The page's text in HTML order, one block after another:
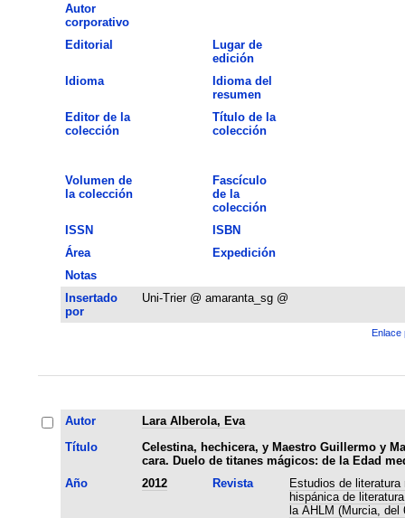
Autor
corporativo
Editorial
Lugar de
edición
Idioma
Idioma del
resumen
Editor de la
colección
Título de la
colección
Volumen de
la colección
Fascículo
de la
colección
ISSN
ISBN
Área
Expedición
Notas
Insertado
por
Uni-Trier @ amaranta_sg @
Enlace
Autor
Lara Alberola, Eva
Título
Celestina, hechicera, y Maestro Guillermo y
cara. Duelo de titanes mágicos: de la Edad
Año
2012 Revista
Estudios de
hispánica de
la AHLM (Murcia,